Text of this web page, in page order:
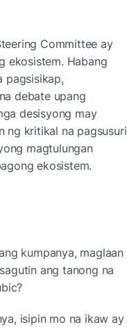
Committee ay
ekosistem. Habang
pagsisikap,
debate upang
desisyong may
ng kritikal na pagsusuri
magtulungan
ekosistem.
kumpanya, maglaan
ang tanong na
isipin mo na ikaw ay